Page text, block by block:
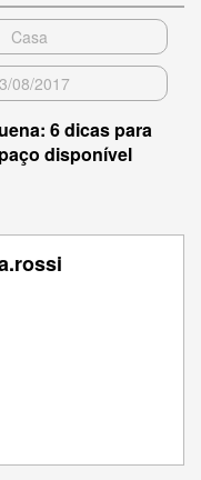
Casa
08/2017
6 dicas para
disponível